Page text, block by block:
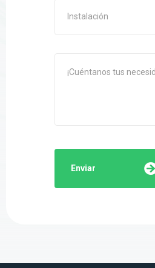
Instalación
Enviar